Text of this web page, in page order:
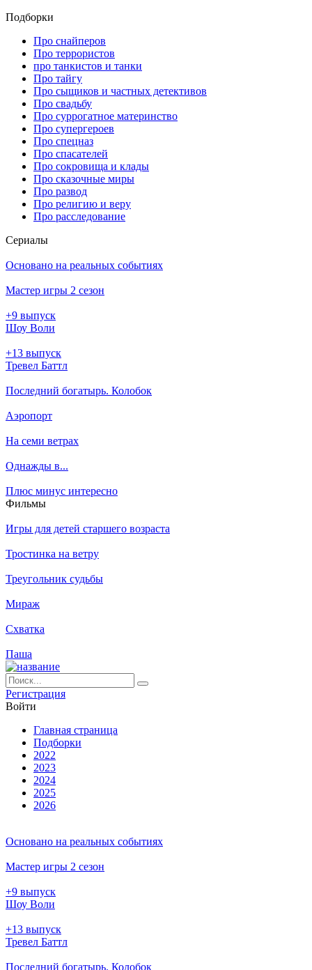
Подборки
Про снайперов
Про террористов
про танкистов и танки
Про тайгу
Про сыщиков и частных детективов
Про свадьбу
Про суррогатное материнство
Про супергероев
Про спецназ
Про спасателей
Про сокровища и клады
Про сказочные миры
Про развод
Про религию и веру
Про расследование
Се­риа­лы
Основано на реальных событиях
Мастер игры 2 сезон
+9 выпуск
Шоу Воли
+13 выпуск
Тревел Баттл
Последний богатырь. Колобок
Аэропорт
На семи ветрах
Однажды в...
Плюс минус интересно
Филь­мы
Игры для детей старшего возраста
Тростинка на ветру
Треугольник судьбы
Мираж
Схватка
Паша
Ре­ги­ст­ра­ция
Вой­ти
Глав­ная стра­ни­ца
Подборки
2022
2023
2024
2025
2026
Основано на реальных событиях
Мастер игры 2 сезон
+9 выпуск
Шоу Воли
+13 выпуск
Тревел Баттл
Последний богатырь. Колобок